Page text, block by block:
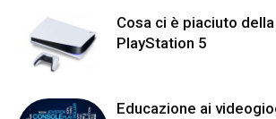
Cosa ci è piaciuto
PlayStation 5
Educazione ai